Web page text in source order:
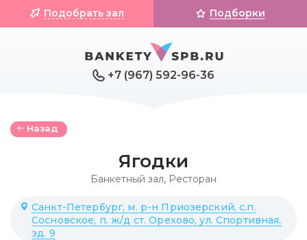
+7 (967) 592-96-36
Подобрать зал Подборки
Назад
Ягодки
Банкетный зал, Ресторан
Санкт-Петербург, м. р-н Приозерский, с.п.
Сосновское, п. ж/д ст. Орехово, ул. Спортивная,
зд. 9